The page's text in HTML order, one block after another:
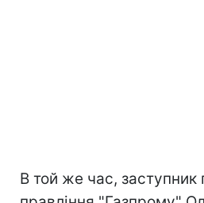
В той же час, заступник